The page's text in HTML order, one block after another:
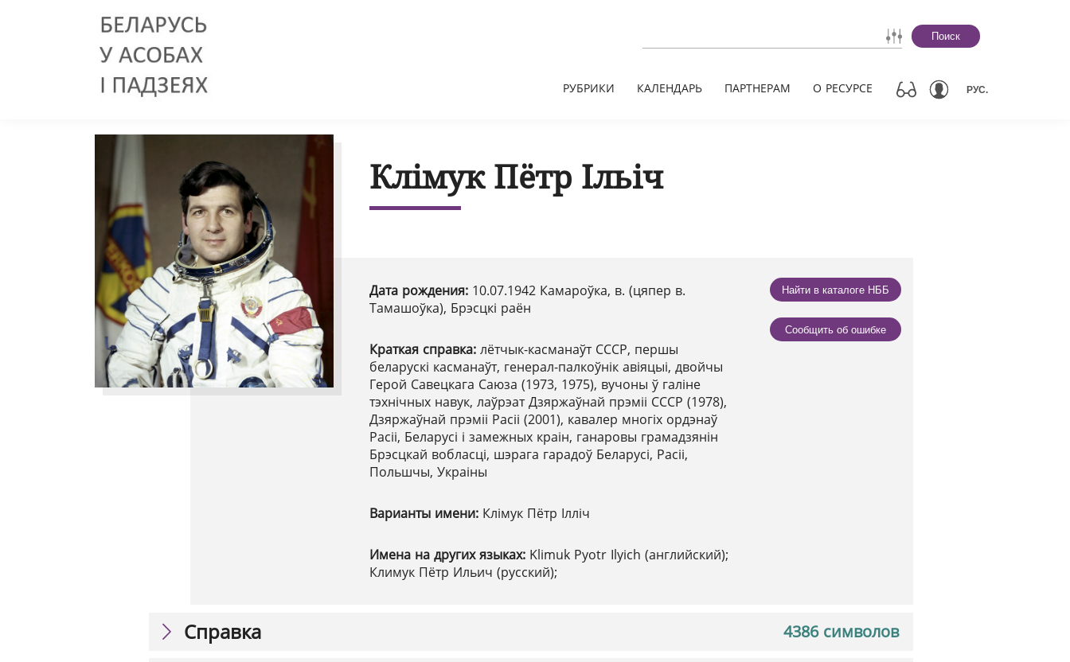
Поиск
РУБРИКИ КАЛЕНДАРЬ ПАРТНЕРАМ О РЕСУРСЕ РУС.
Клімук Пётр Ільіч
Дата рождения: 10.07.1942 Камароўка, в. (цяпер в.
Тамашоўка), Брэсцкі раён
Краткая справка: лётчык-касманаўт СССР, першы
беларускі касманаўт, генерал-палкоўнік авіяцыі, двойчы
Герой Савецкага Саюза (1973, 1975), вучоны ў галіне
тэхнічных навук, лаўрэат Дзяржаўнай прэміі СССР (1978),
Дзяржаўнай прэміі Расіі (2001), кавалер многіх ордэнаў
Расіі, Беларусі і замежных краін, ганаровы грамадзянін
Брэсцкай вобласці, шэрага гарадоў Беларусі, Расіі,
Польшчы, Украіны
Варианты имени: Клімук Пётр Ілліч
Имена на других языках: Klimuk Pyotr Ilyich (английский);
Климук Пётр Ильич (русский);
Найти в каталоге НББ
Сообщить об ошибке
4386 символов
Справка